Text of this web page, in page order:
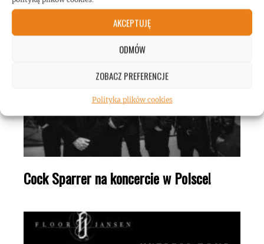
AKCEPTUJĘ
ODMÓW
ZOBACZ PREFERENCJE
Polityka plików cookies
Cock Sparrer na koncercie w Polsce!